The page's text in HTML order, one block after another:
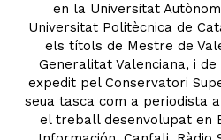
en la Universitat
Universitat Politècnica de
els títols de Mestre de
Generalitat Valenciana, i
expedit pel Conservatori
seua tasca com a periodista
el treball desenvolupat en